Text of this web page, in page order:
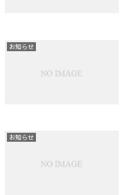
お知らせ
お知らせ